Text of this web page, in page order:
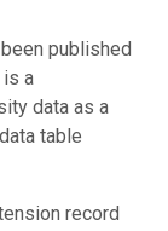
published
is a
data as a
table
record